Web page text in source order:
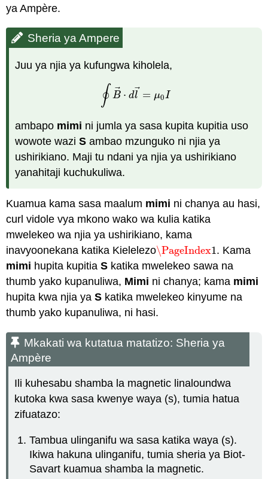
ya Ampère.
Sheria ya Ampere
Juu ya njia ya kufungwa kiholela,
∮ B⃗ ⋅ dl ⃗ = μ0I
∮B→⋅ dl→= μ0I
ambapo mimi ni jumla ya sasa kupita kupitia uso
wowote waziS ambao mzunguko ni njia ya
ushirikiano. Maji tu ndani ya njia ya ushirikiano
yanahitaji kuchukuliwa.
Kuamua kama sasa maalum mimi ni chanya au hasi,
curl vidole vya mkono wako wa kulia katika
mwelekeo wa njia ya ushirikiano, kama
inavyoonekana katika Kielelezo\PageIndex1
\PageIndex1. Kama
mimi hupita kupitiaS katika mwelekeo sawa na
thumb yako kupanuliwa, Mimi ni chanya; kama mimi
hupita kwa njia yaS katika mwelekeo kinyume na
thumb yako kupanuliwa, ni hasi.
Mkakati wa kutatua matatizo: Sheria ya
Ampère
Ili kuhesabu shamba la magnetic linaloundwa
kutoka kwa sasa kwenye waya (s), tumia hatua
zifuatazo:
Tambua ulinganifu wa sasa katika waya (s).
Ikiwa hakuna ulinganifu, tumia sheria ya Biot-
Savart kuamua shamba la magnetic.